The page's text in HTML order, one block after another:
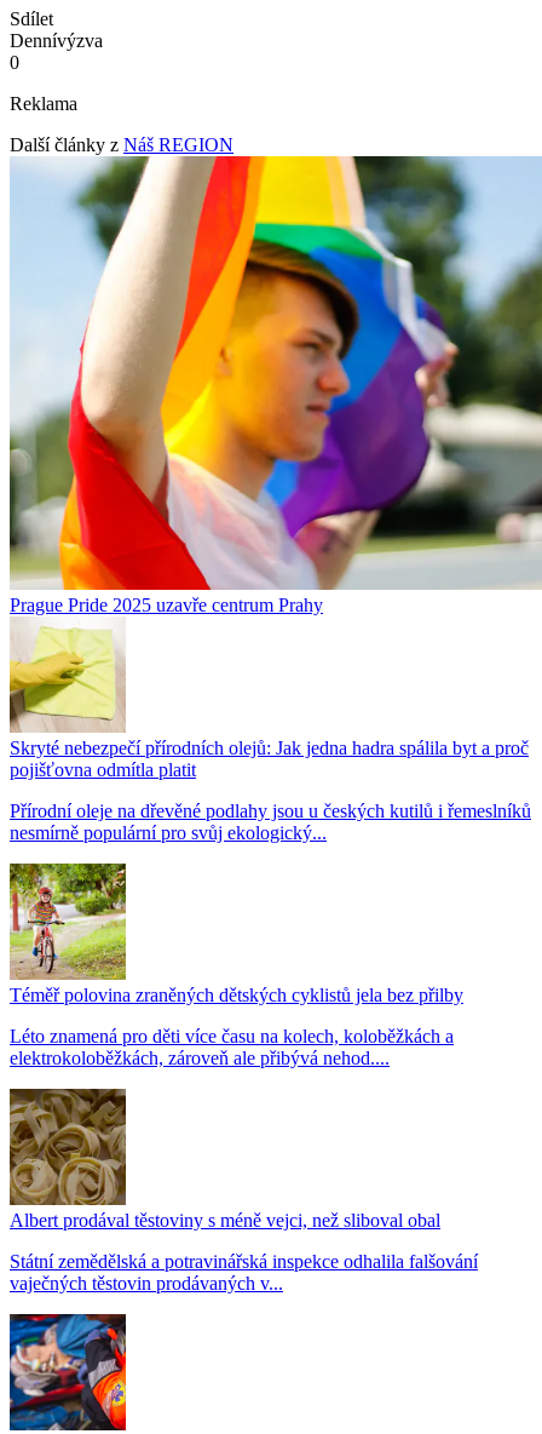
Sdílet
Dennívýzva
0
Reklama
Další články z Náš REGION
Prague Pride 2025 uzavře centrum Prahy
Skryté nebezpečí přírodních olejů: Jak jedna hadra spálila byt a proč
pojišťovna odmítla platit
Přírodní oleje na dřevěné podlahy jsou u českých kutilů i řemeslníků
nesmírně populární pro svůj ekologický...
Téměř polovina zraněných dětských cyklistů jela bez přilby
Léto znamená pro děti více času na kolech, koloběžkách a
elektrokoloběžkách, zároveň ale přibývá nehod....
Albert prodával těstoviny s méně vejci, než sliboval obal
Státní zemědělská a potravinářská inspekce odhalila falšování
vaječných těstovin prodávaných v...